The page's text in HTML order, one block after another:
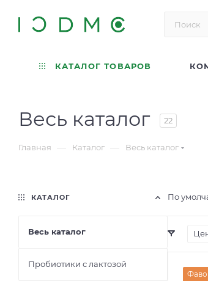
КАТАЛОГ ТОВАРОВ
Весь каталог 22
Главная — Каталог — Весь каталог
По
КАТАЛОГ
Весь каталог
Пробиотики с лактозой